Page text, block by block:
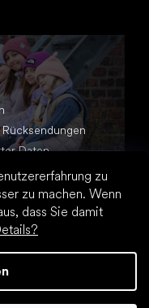
zu
zu machen. Wenn
dass Sie damit
Daten
Premium